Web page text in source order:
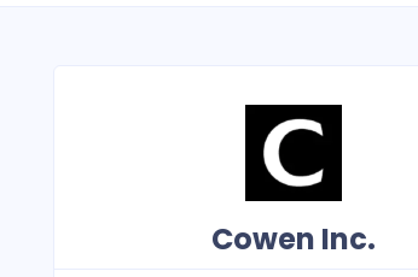
Cowen Inc.